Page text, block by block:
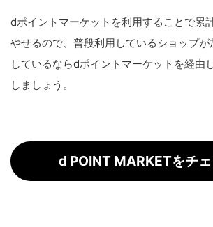
dポイントマーケットを利用することで累
やせるので、普段利用しているショップ
しているならdポイントマーケットを経由
しましょう。
d POINT MARKETをチ